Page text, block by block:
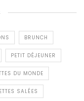
BRUNCH
PETIT DÉJEUNER
DU MONDE
SALÉES